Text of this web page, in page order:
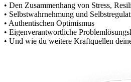
• Den Zusammenhang von Stress,
• Selbstwahrnehmung und
• Authentischen Optimismus
• Eigenverantwortliche
• Und wie du weitere Kraftquellen